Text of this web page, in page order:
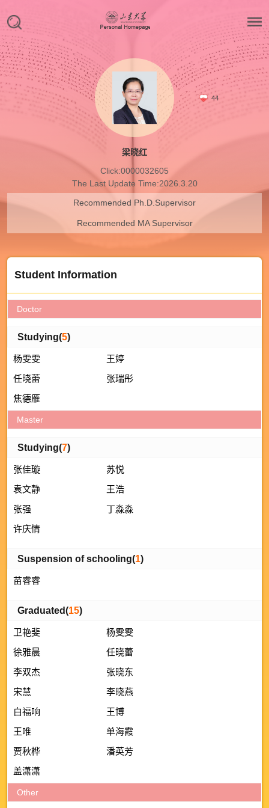
44
梁晓红
Click:0000032605
The Last Update Time:2026.3.20
Recommended Ph.D.Supervisor
Recommended MA Supervisor
Student Information
Doctor
Studying(5)
杨雯雯
王婷
任晓蕾
张瑞彤
焦德雁
Master
Studying(7)
张佳璇
苏悦
袁文静
王浩
张强
丁淼淼
许庆情
Suspension of schooling(1)
苗睿睿
Graduated(15)
卫艳斐
杨雯雯
徐雅晨
任晓蕾
李双杰
张晓东
宋慧
李晓燕
白福响
王博
王唯
单海霞
贾秋桦
潘英芳
盖潇潇
Other